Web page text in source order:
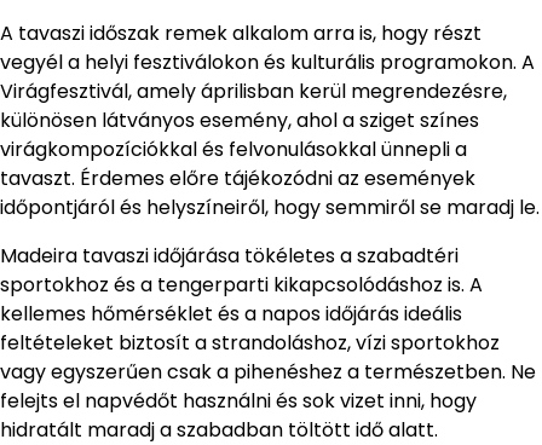
A tavaszi időszak remek alkalom arra is, hogy részt
vegyél a helyi fesztiválokon és kulturális programokon. A
Virágfesztivál, amely áprilisban kerül megrendezésre,
különösen látványos esemény, ahol a sziget színes
virágkompozíciókkal és felvonulásokkal ünnepli a
tavaszt. Érdemes előre tájékozódni az események
időpontjáról és helyszíneiről, hogy semmiről se maradj le.
Madeira tavaszi időjárása tökéletes a szabadtéri
sportokhoz és a tengerparti kikapcsolódáshoz is. A
kellemes hőmérséklet és a napos időjárás ideális
feltételeket biztosít a strandoláshoz, vízi sportokhoz
vagy egyszerűen csak a pihenéshez a természetben. Ne
felejts el napvédőt használni és sok vizet inni, hogy
hidratált maradj a szabadban töltött idő alatt.